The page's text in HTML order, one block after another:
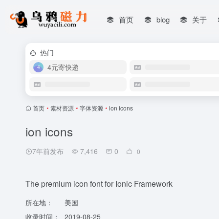
首页 blog 关于
热门
4元寄快递
首页 • 素材资源 • 字体资源 • ion icons
ion icons
7年前发布 7,416 0 0
The premium icon font for Ionic Framework
所在地：
美国
收录时间：
2019-08-25